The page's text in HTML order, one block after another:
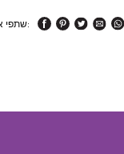
שתפי את המוצר הזה: